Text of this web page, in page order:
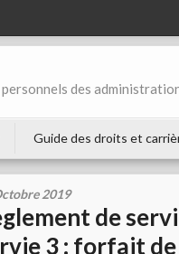
des
Guide des droits et
2019
de
3 : forfait